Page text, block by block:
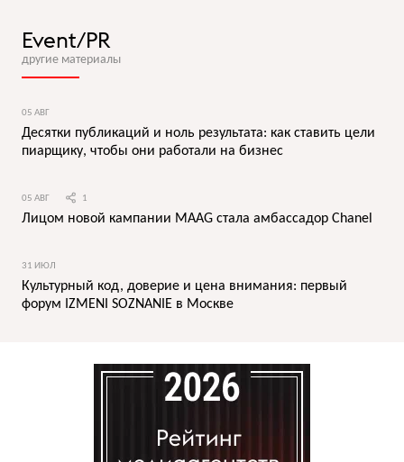
Event/PR
другие материалы
05 АВГ
Десятки публикаций и ноль результата: как ставить цели
пиарщику, чтобы они работали на бизнес
05 АВГ 1
Лицом новой кампании MAAG стала амбассадор Chanel
31 ИЮЛ
Культурный код, доверие и цена внимания: первый
форум IZMENI SOZNANIE в Москве